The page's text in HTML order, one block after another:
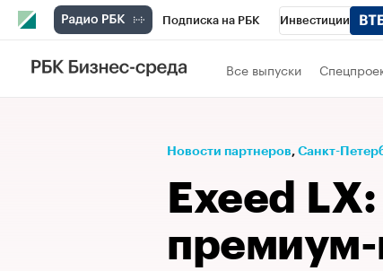
Подписка на РБК Инвестиции
Телеканал
Спецпроекты Проверка
Все выпуски
Новости партнеров⁠, Санкт-
Exeed
премиум-